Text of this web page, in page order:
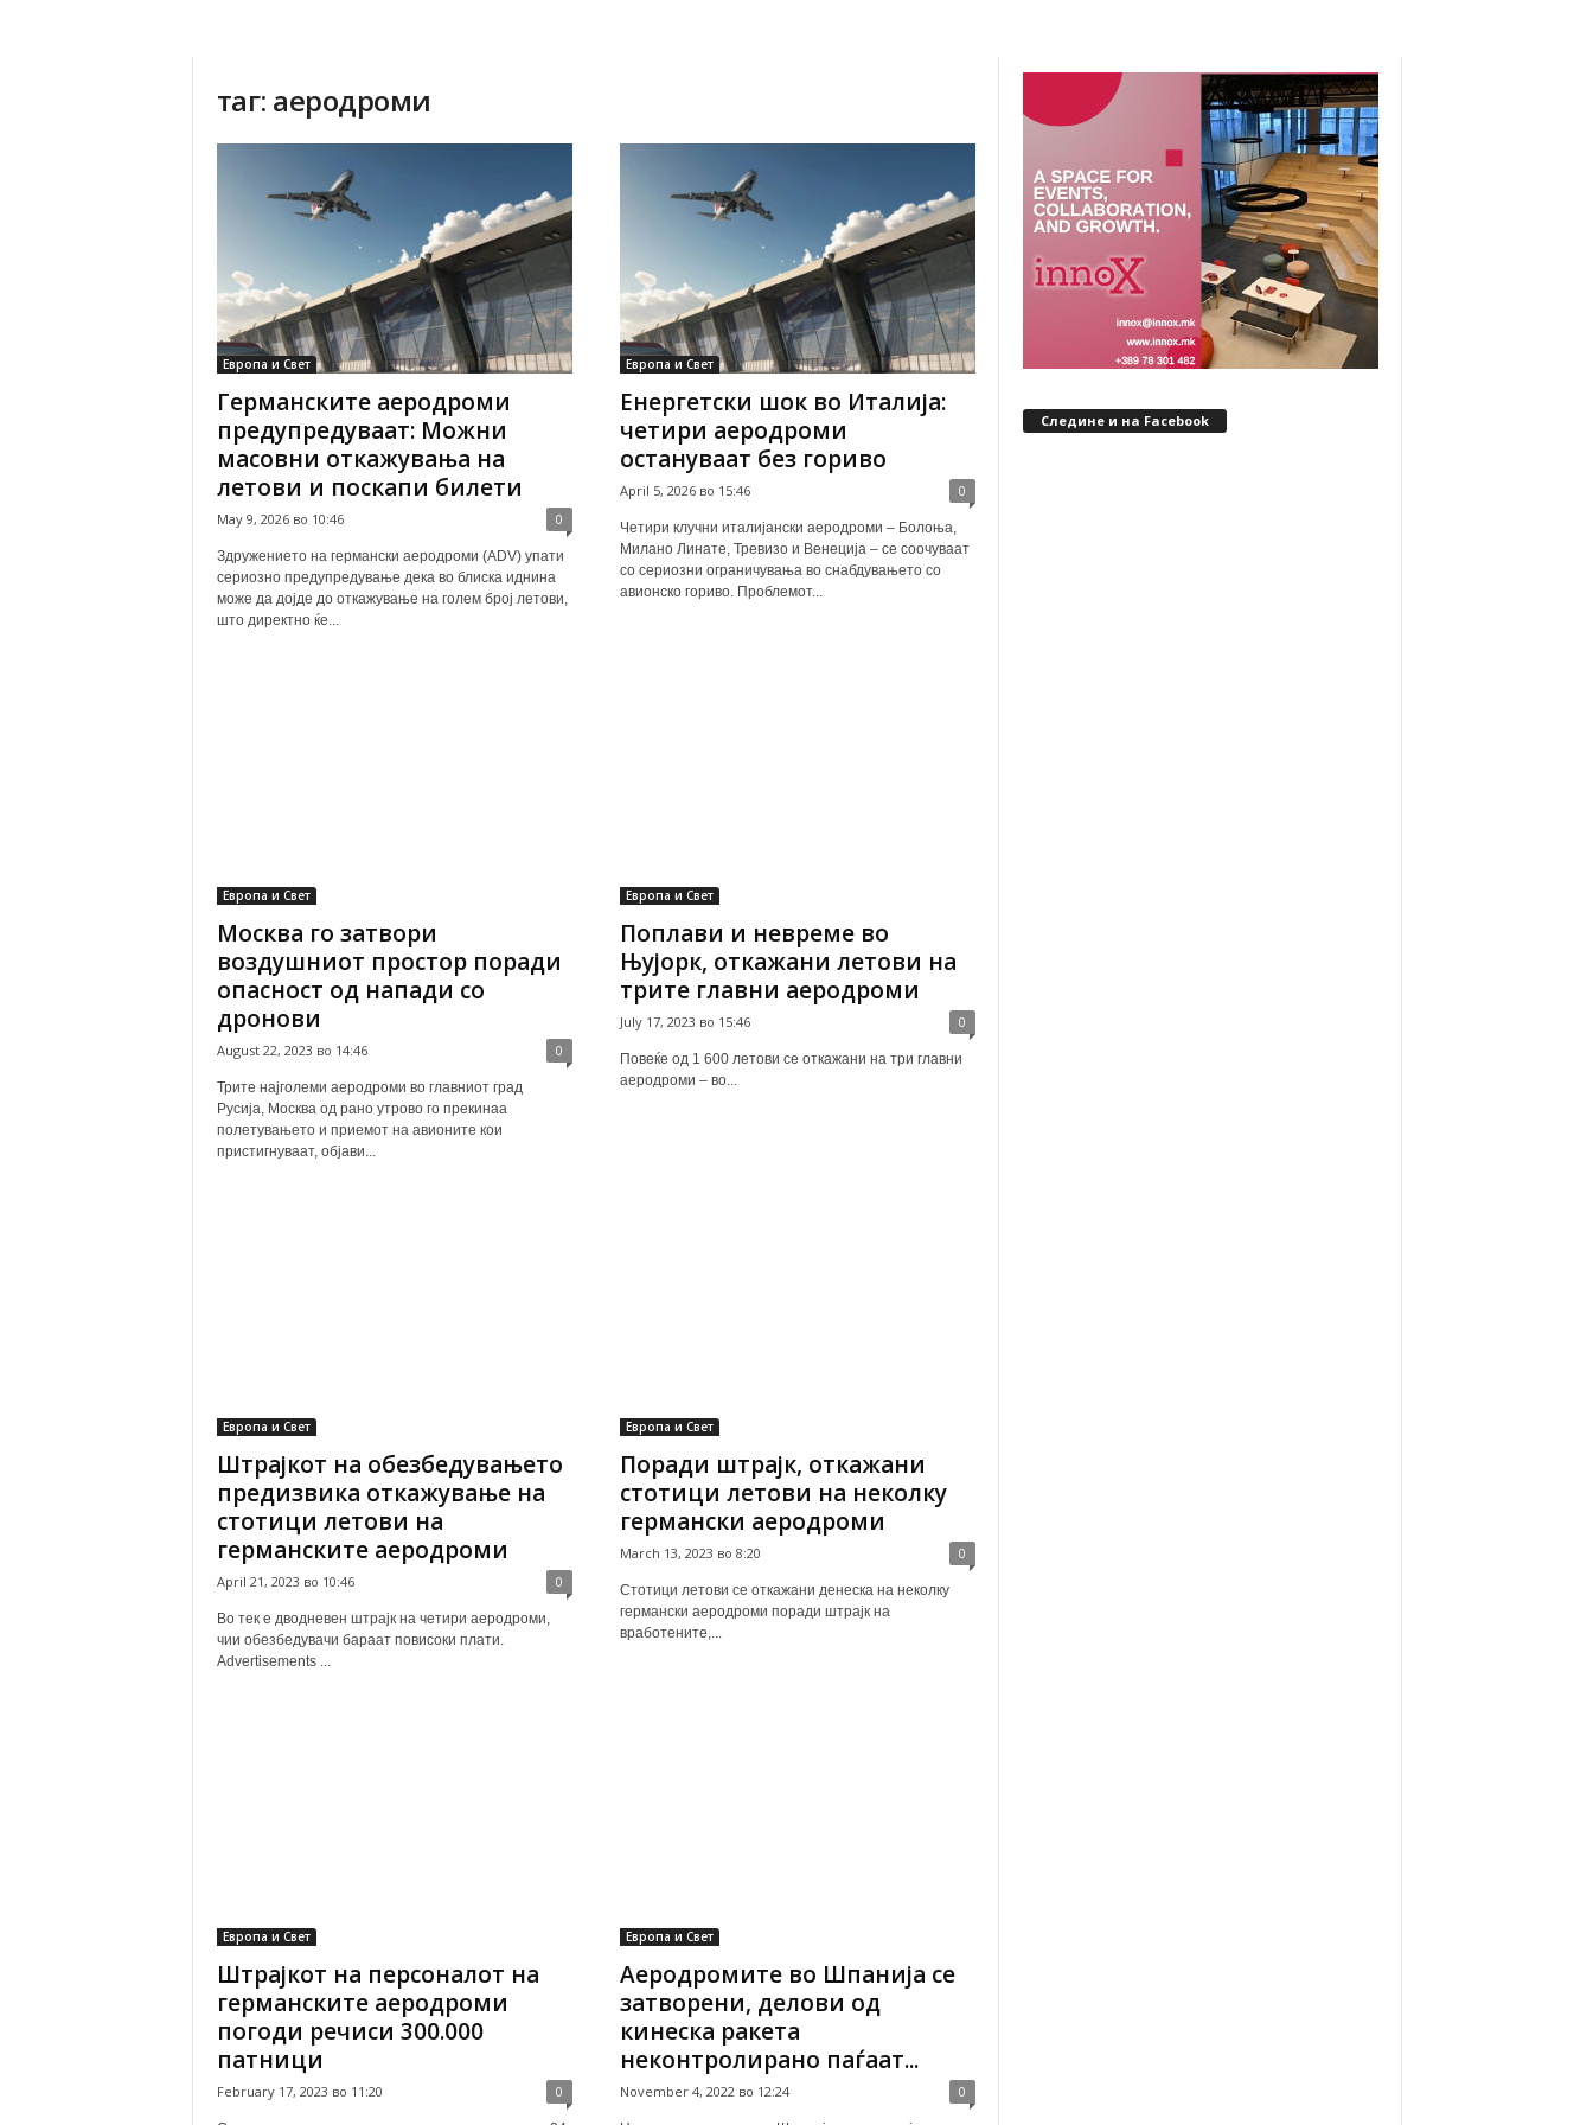
таг: аеродроми
Европа и Свет
Германските аеродроми
предупредуваат: Можни
масовни откажувања на
летови и поскапи билети
May 9, 2026 во 10:46 0
Здружението на германски аеродроми (ADV) упати
сериозно предупредување дека во блиска иднина
може да дојде до откажување на голем број летови,
што директно ќе...
Европа и Свет
Енергетски шок во Италија:
четири аеродроми
остануваат без гориво
April 5, 2026 во 15:46 0
Четири клучни италијански аеродроми – Болоња,
Милано Линате, Тревизо и Венеција – се соочуваат
со сериозни ограничувања во снабдувањето со
авионско гориво. Проблемот...
Европа и Свет
Москва го затвори
воздушниот простор поради
опасност од напади со
дронови
August 22, 2023 во 14:46 0
Трите најголеми аеродроми во главниот град
Русија, Москва од рано утрово го прекинаа
полетувањето и приемот на авионите кои
пристигнуваат, објави...
Европа и Свет
Поплави и невреме во
Њујорк, откажани летови на
трите главни аеродроми
July 17, 2023 во 15:46 0
Повеќе од 1 600 летови се откажани на три главни
аеродроми – во...
Европа и Свет
Штрајкот на обезбедувањето
предизвика откажување на
стотици летови на
германските аеродроми
April 21, 2023 во 10:46 0
Во тек е дводневен штрајк на четири аеродроми,
чии обезбедувачи бараат повисоки плати.
Advertisements ...
Европа и Свет
Поради штрајк, откажани
стотици летови на неколку
германски аеродроми
March 13, 2023 во 8:20 0
Стотици летови се откажани денеска на неколку
германски аеродроми поради штрајк на
вработените,...
Европа и Свет
Штрајкот на персоналот на
германските аеродроми
погоди речиси 300.000
патници
February 17, 2023 во 11:20 0
Европа и Свет
Аеродромите во Шпанија се
затворени, делови од
кинеска ракета
неконтролирано паѓаат...
November 4, 2022 во 12:24 0
Следине и на Facebook